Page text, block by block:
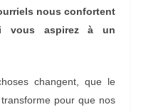
nous confortent
vous aspirez à un
changent, que le
pour que nos